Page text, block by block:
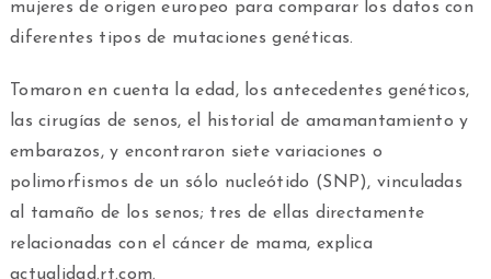
mujeres de origen europeo para comparar los datos con
diferentes tipos de mutaciones genéticas.
Tomaron en cuenta la edad, los antecedentes genéticos,
las cirugías de senos, el historial de amamantamiento y
embarazos, y encontraron siete variaciones o
polimorfismos de un sólo nucleótido (SNP), vinculadas
al tamaño de los senos; tres de ellas directamente
relacionadas con el cáncer de mama, explica
actualidad.rt.com.